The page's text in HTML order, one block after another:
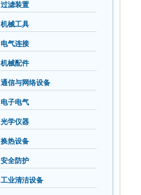
过滤装置
机械工具
电气连接
机械配件
通信与网络设备
电子电气
光学仪器
换热设备
安全防护
工业清洁设备